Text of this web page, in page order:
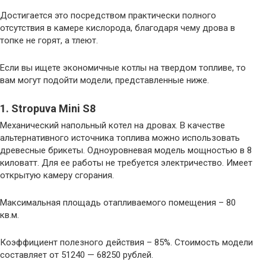
Достигается это посредством практически полного
отсутствия в камере кислорода, благодаря чему дрова в
топке не горят, а тлеют.
Если вы ищете экономичные котлы на твердом топливе, то
вам могут подойти модели, представленные ниже.
1. Stropuva Mini S8
Механический напольный котел на дровах. В качестве
альтернативного источника топлива можно использовать
древесные брикеты. Одноуровневая модель мощностью в 8
киловатт. Для ее работы не требуется электричество. Имеет
открытую камеру сгорания.
Максимальная площадь отапливаемого помещения – 80
кв.м.
Коэффициент полезного действия – 85%. Стоимость модели
составляет от 51240 — 68250 рублей.